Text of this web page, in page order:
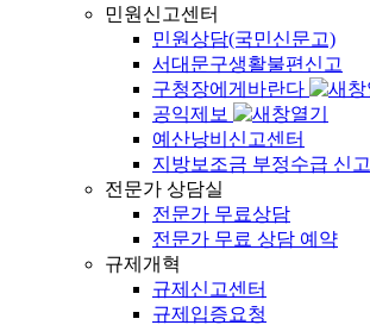
민원신고센터
민원상담(국민신문고)
서대문구생활불편신고
구청장에게바란다
공익제보
예산낭비신고센터
지방보조금 부정수급 신고
전문가 상담실
전문가 무료상담
전문가 무료 상담 예약
규제개혁
규제신고센터
규제입증요청